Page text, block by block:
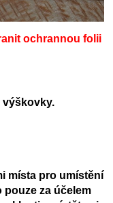
ochrannou folii
výškovky.
místa pro umístění
pouze za účelem